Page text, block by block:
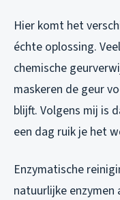
Hier komt het
échte oplossing.
chemische
maskeren de geur
blijft. Volgens mij is
een dag ruik je het
Enzymatische
natuurlijke